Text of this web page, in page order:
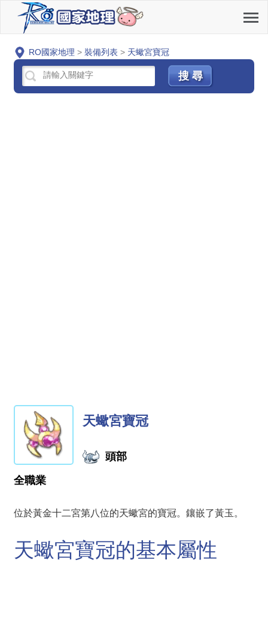
RO國家地理 > 裝備列表 > 天蠍宮寶冠
天蠍宮寶冠
頭部
全職業
位於黃金十二宮第八位的天蠍宮的寶冠。鑲嵌了黃玉。
天蠍宮寶冠的基本屬性